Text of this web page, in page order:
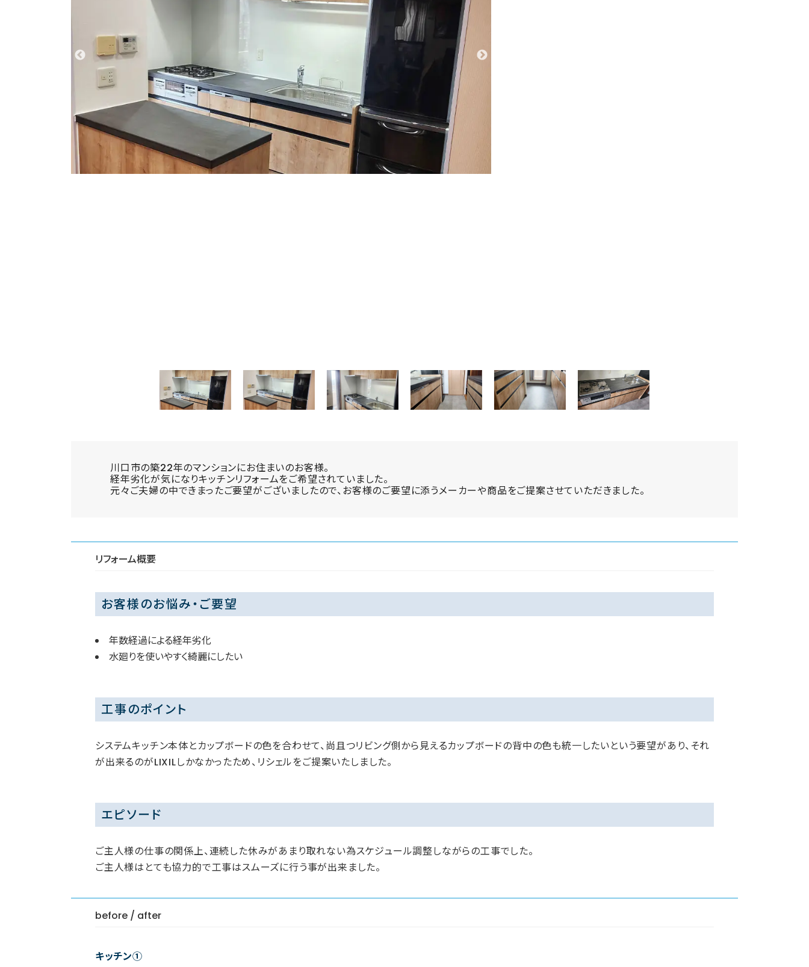
川口市の築22年のマンションにお住まいのお客様。
経年劣化が気になりキッチンリフォームをご希望されていました。
元々ご夫婦の中できまったご要望がございましたので、お客様のご要望に添うメーカーや商品をご提案させていただきました。
リフォーム概要
お客様のお悩み・ご要望
年数経過による経年劣化
水廻りを使いやすく綺麗にしたい
工事のポイント
システムキッチン本体とカップボードの色を合わせて、尚且つリビング側から見えるカップボードの背中の色も統一したいという要望があり、それ
が出来るのがLIXILしかなかったため、リシェルをご提案いたしました。
エピソード
ご主人様の仕事の関係上、連続した休みがあまり取れない為スケジュール調整しながらの工事でした。
ご主人様はとても協力的で工事はスムーズに行う事が出来ました。
before / after
キッチン①